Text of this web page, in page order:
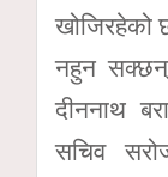
खोजिरहेको
नहुन
दीननाथ
सचिव